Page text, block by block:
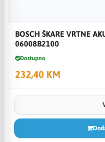
BOSCH ŠKARE VRTNE
06008B2100
Dostupno
232,40 KM